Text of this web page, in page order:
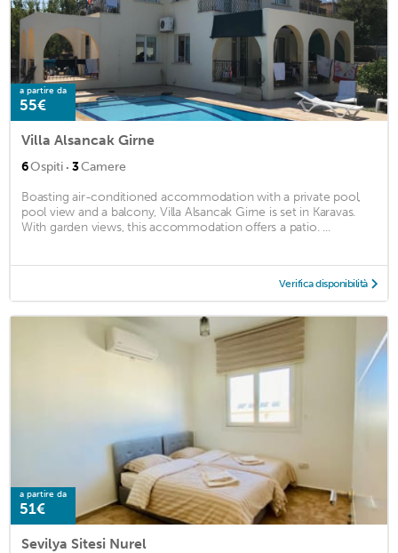
a partire da
55€
Villa Alsancak Girne
6Ospiti · 3Camere
Boasting air-conditioned accommodation with a private pool,
pool view and a balcony, Villa Alsancak Girne is set in Karavas.
With garden views, this accommodation offers a patio. ...
Verifica disponibilità
a partire da
51€
Sevilya Sitesi Nurel